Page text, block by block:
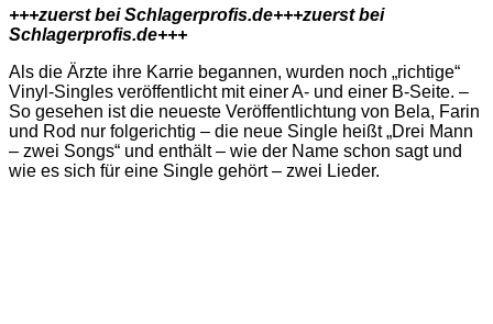
+++zuerst bei Schlagerprofis.de+++zuerst bei
Schlagerprofis.de+++
Als die Ärzte ihre Karrie begannen, wurden noch „richtige“
Vinyl-Singles veröffentlicht mit einer A- und einer B-Seite. –
So gesehen ist die neueste Veröffentlichtung von Bela, Farin
und Rod nur folgerichtig – die neue Single heißt „Drei Mann
– zwei Songs“ und enthält – wie der Name schon sagt und
wie es sich für eine Single gehört – zwei Lieder.